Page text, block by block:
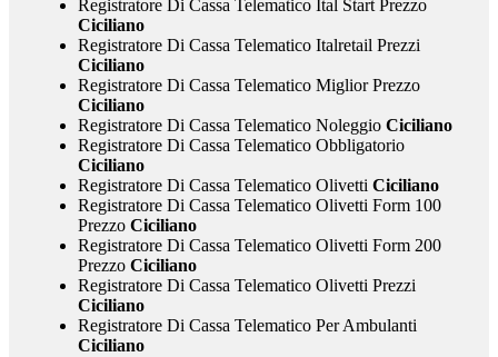
Registratore Di Cassa Telematico Ital Start Prezzo
Ciciliano
Registratore Di Cassa Telematico Italretail Prezzi
Ciciliano
Registratore Di Cassa Telematico Miglior Prezzo
Ciciliano
Registratore Di Cassa Telematico NoleggioCiciliano
Registratore Di Cassa Telematico Obbligatorio
Ciciliano
Registratore Di Cassa Telematico OlivettiCiciliano
Registratore Di Cassa Telematico Olivetti Form 100
PrezzoCiciliano
Registratore Di Cassa Telematico Olivetti Form 200
PrezzoCiciliano
Registratore Di Cassa Telematico Olivetti Prezzi
Ciciliano
Registratore Di Cassa Telematico Per Ambulanti
Ciciliano